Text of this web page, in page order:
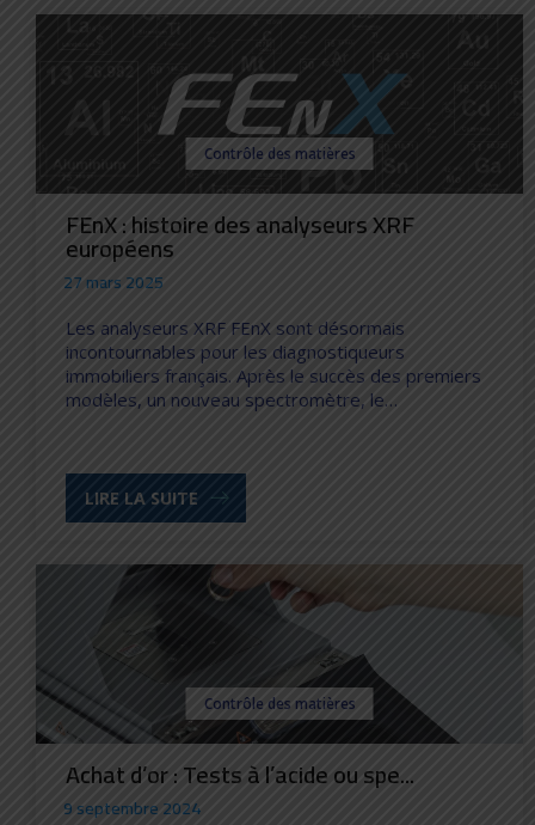
Contrôle des matières
FEnX : histoire des analyseurs XRF
européens
27 mars 2025
Les analyseurs XRF FEnX sont désormais
incontournables pour les diagnostiqueurs
immobiliers français. Après le succès des premiers
modèles, un nouveau spectromètre, le…
LIRE LA SUITE
Contrôle des matières
Achat d’or : Tests à l’acide ou spe...
9 septembre 2024